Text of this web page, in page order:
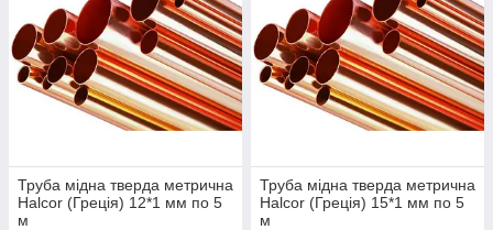
Труба мідна тверда метрична
Halcor (Греція) 12*1 мм по 5
м
Труба мідна тверда метрична
Halcor (Греція) 15*1 мм по 5
м